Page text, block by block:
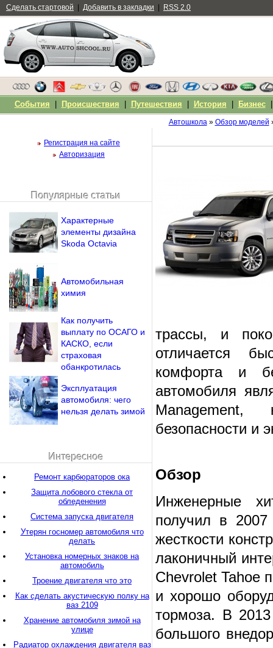
Автошкола» Обзор моделей
трассы, и
отличается
комфорта и
автомобиля
Management,
безопасности и
Обзор
Инженерные
получил в
жесткости
лаконичный
Chevrolet Tahoe
и хорошо
тормоза. В 2013
большого
Регистрация на сайте
Авторизация
Напомнить пароль?
Популярные статьи
Характерные
элементы дизайна
Skoda Octavia
Автомобильная
химия
Как получить
выплату по ОСАГО и
КАСКО, если
страховая
обанкротилась
Эксплуатация
автомобиля: чего
нельзя делать зимой
Интересное
Ремонт карбюраторов ока
Защита лобового стекла от
обледенения
Система запуска двигателя
Утерян госномер автомобиля что
делать
Установка номерных знаков на
автомобиль
Троение двигателя что это
Как сделать акустическую полку на
ваз 2109
Хранение автомобиля зимой на
улице
Радиатор охлаждения двигателя ваз
Сделать стартовой Добавить в закладки RSS 2.0
События Происшествия Путешествия История Бизнес